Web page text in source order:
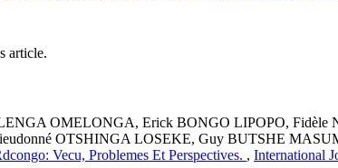
article.
OMELONGA, Erick BONGO LIPOPO,
OTSHINGA LOSEKE, Guy BUTSHE
Vecu, Problemes Et Perspectives. , International